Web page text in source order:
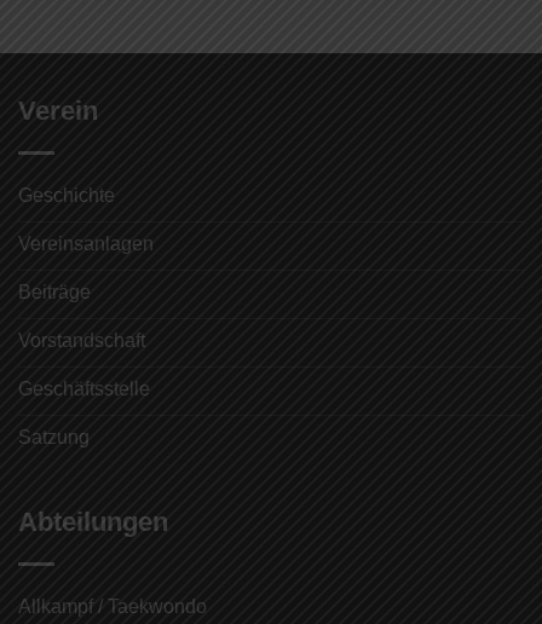
Verein
Geschichte
Vereinsanlagen
Beiträge
Vorstandschaft
Geschäftsstelle
Satzung
Abteilungen
Allkampf / Taekwondo